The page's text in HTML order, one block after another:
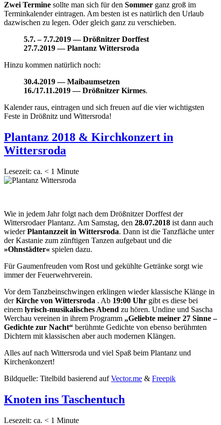
Zwei Termine sollte man sich für den Sommer ganz groß im
Terminkalender eintragen. Am besten ist es natürlich den Urlaub
dazwischen zu legen. Oder gleich ganz zu verschieben.
5.7. – 7.7.2019 — Drößnitzer Dorffest
27.7.2019 — Plantanz Wittersroda
Hinzu kommen natürlich noch:
30.4.2019 — Maibaumsetzen
16./17.11.2019 — Drößnitzer Kirmes.
Kalender raus, eintragen und sich freuen auf die vier wichtigsten
Feste in Drößnitz und Wittersroda!
Plantanz 2018 & Kirchkonzert in
Wittersroda
Lesezeit: ca. < 1 Minute
Wie in jedem Jahr folgt nach dem Drößnitzer Dorffest der
Wittersrodaer Plantanz. Am Samstag, den 28.07.2018 ist dann auch
wiederPlantanzzeit in Wittersroda. Dann ist die Tanzfläche unter
der Kastanie zum zünftigen Tanzen aufgebaut und die
»Ohnstädter« spielen dazu.
Für Gaumenfreuden vom Rost und gekühlte Getränke sorgt wie
immer der Feuerwehrverein.
Vor dem Tanzbeinschwingen erklingen wieder klassische Klänge in
derKirche von Wittersroda . Ab 19:00 Uhr gibt es diese bei
einem lyrisch-musikalisches Abend zu hören. Undine und Sascha
Werchau vereinen in ihrem Programm „Geliebte meiner 27 Sinne –
Gedichte zur Nacht“ berühmte Gedichte von ebenso berühmten
Dichtern mit klassischen aber auch modernen Klängen.
Alles auf nach Wittersroda und viel Spaß beim Plantanz und
Kirchenkonzert!
Bildquelle: Titelbild basierend aufVector.me & Freepik
Knoten ins Taschentuch
Lesezeit: ca. < 1 Minute